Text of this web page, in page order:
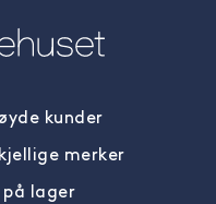
kunder
merker
lager